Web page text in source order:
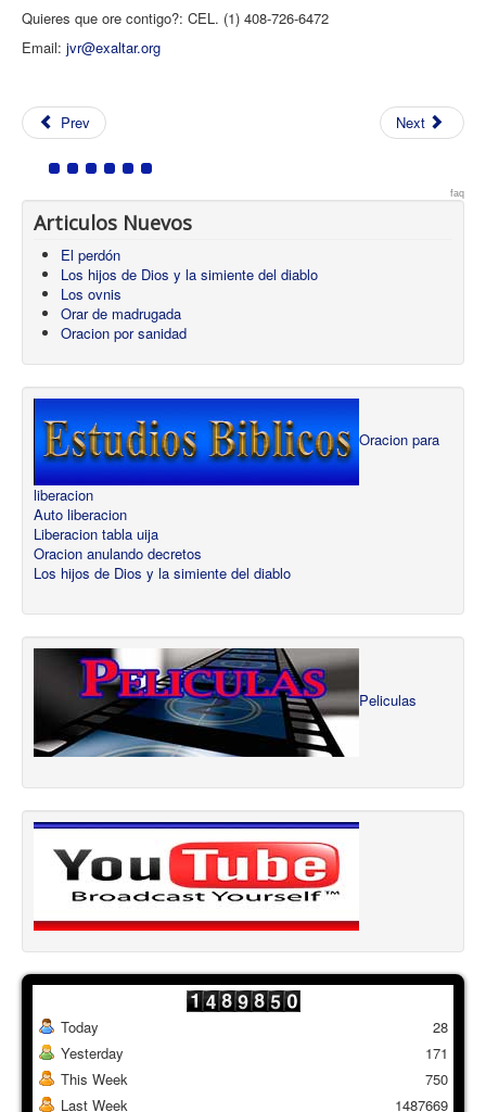
Quieres que ore contigo?: CEL. (1) 408-726-6472
Email: jvr@exaltar.org
Prev Next
faq
Articulos Nuevos
El perdón
Los hijos de Dios y la simiente del diablo
Los ovnis
Orar de madrugada
Oracion por sanidad
Oracion para
liberacion
Auto liberacion
Liberacion tabla uija
Oracion anulando decretos
Los hijos de Dios y la simiente del diablo
Peliculas
Today
Yesterday
This Week
Last Week
28
171
750
1487669